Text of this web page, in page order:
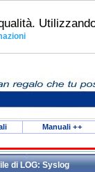
Manuali ++
di LOG: Syslog